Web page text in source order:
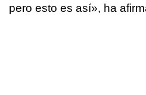
pero esto es así», ha